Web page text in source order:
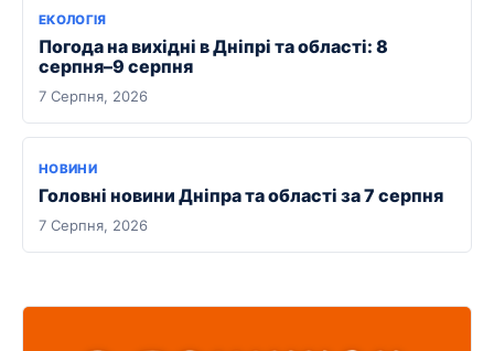
ЕКОЛОГІЯ
Погода на вихідні в Дніпрі та області: 8
серпня–9 серпня
7 Серпня, 2026
НОВИНИ
Головні новини Дніпра та області за 7 серпня
7 Серпня, 2026